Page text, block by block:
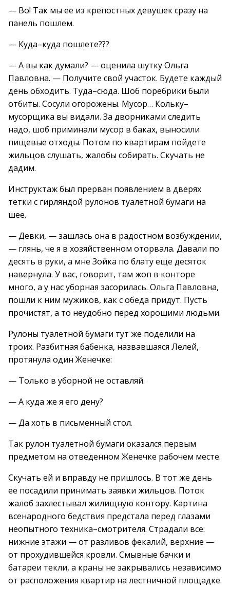
— Во! Так мы ее из крепостных девушек сразу на
панель пошлем.
— Куда–куда пошлете???
— А вы как думали? — оценила шутку Ольга
Павловна. — Получите свой участок. Будете каждый
день обходить. Туда–сюда. Шоб поребрики были
отбиты. Сосули огорожены. Мусор… Кольку–
мусорщика вы видали. За дворниками следить
надо, шоб приминали мусор в баках, выносили
пищевые отходы. Потом по квартирам пойдете
жильцов слушать, жалобы собирать. Скучать не
дадим.
Инструктаж был прерван появлением в дверях
тетки с гирляндой рулонов туалетной бумаги на
шее.
— Девки, — зашлась она в радостном возбуждении,
— глянь, че я в хозяйственном оторвала. Давали по
десять в руки, а мне Зойка по блату еще десяток
навернула. У вас, говорит, там жоп в конторе
много, а у нас уборная засорилась. Ольга Павловна,
пошли к ним мужиков, как с обеда придут. Пусть
прочистят, а то неудобно перед хорошими людьми.
Рулоны туалетной бумаги тут же поделили на
троих. Разбитная бабенка, назвавшаяся Лелей,
протянула один Женечке:
— Только в уборной не оставляй.
— А куда же я его дену?
— Да хоть в письменный стол.
Так рулон туалетной бумаги оказался первым
предметом на отведенном Женечке рабочем месте.
Скучать ей и вправду не пришлось. В тот же день
ее посадили принимать заявки жильцов. Поток
жалоб захлестывал жилищную контору. Картина
всенародного бедствия предстала перед глазами
неопытного техника–смотрителя. Страдали все:
нижние этажи — от разливов фекалий, верхние —
от прохудившейся кровли. Смывные бачки и
батареи текли, а краны не закрывались независимо
от расположения квартир на лестничной площадке.